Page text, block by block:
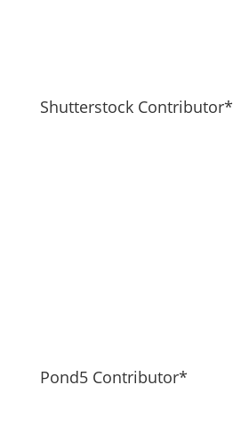
Shutterstock Contributor*
Pond5 Contributor*